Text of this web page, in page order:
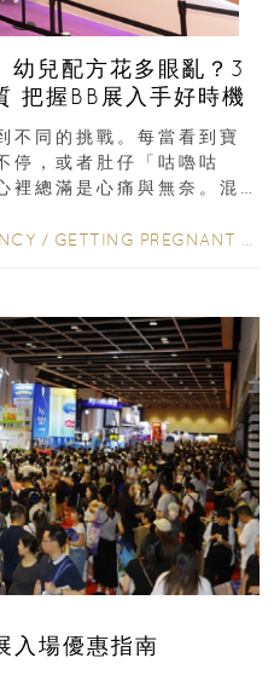
幼兒配方花多眼亂？3
把握BB展入手好時機
不同的挑戰。每當看到寶
停，或者肚仔「咕嚕咕
裡總滿是心痛與無奈。混
/ GETTING PREGNANT
入場優惠指南